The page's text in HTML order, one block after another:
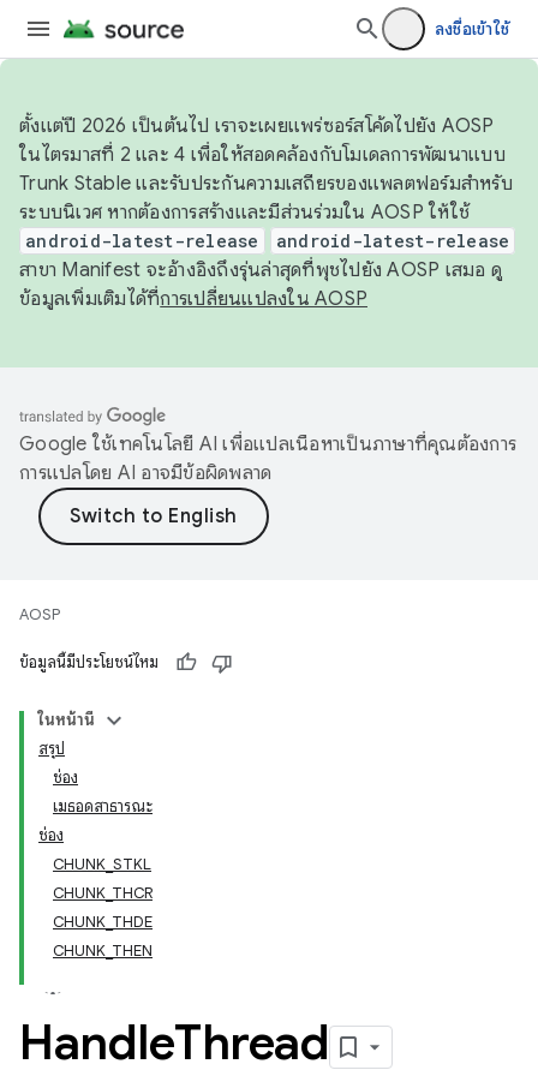
ลงชื่อเข้าใช้
ตั้งแต่ปี 2026 เป็นต้นไป เราจะเผยแพร่ซอร์สโค้ดไปยัง AOSP
ในไตรมาสที่ 2 และ 4 เพื่อให้สอดคล้องกับโมเดลการพัฒนาแบบ
Trunk Stable และรับประกันความเสถียรของแพลตฟอร์มสำหรับ
ระบบนิเวศ หากต้องการสร้างและมีส่วนร่วมใน AOSP ให้ใช้
android-latest-release android-latest-release
สาขา Manifest จะอ้างอิงถึงรุ่นล่าสุดที่พุชไปยัง AOSP เสมอ ดู
ข้อมูลเพิ่มเติมได้ที่การเปลี่ยนแปลงใน AOSP
Google ใช้เทคโนโลยี AI เพื่อแปลเนื้อหาเป็นภาษาที่คุณต้องการ
การแปลโดย AI อาจมีข้อผิดพลาด
AOSP
ข้อมูลนี้มีประโยชน์ไหม
ในหน้านี้
สรุป
ช่อง
เมธอดสาธารณะ
ช่อง
CHUNK_STKL
CHUNK_THCR
CHUNK_THDE
CHUNK_THEN
HandleThread